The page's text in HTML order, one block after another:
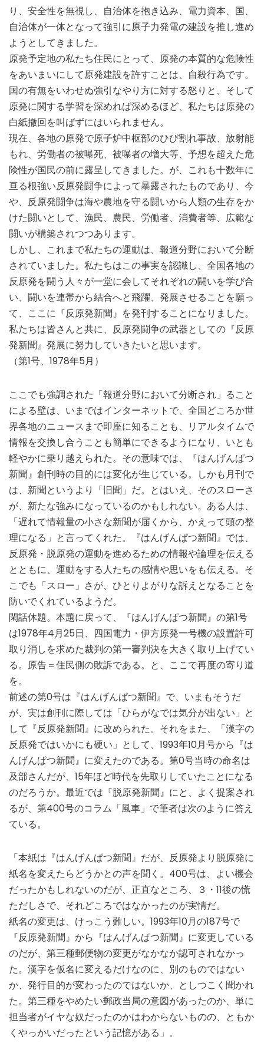
り、安全性を無視し、自治体を抱き込み、電力資本、国、
自治体が一体となって強引に原子力発電の建設を推し進め
ようとしてきました。
原発予定地の私たち住民にとって、原発の本質的な危険性
をあいまいにして原発建設を許すことは、自殺行為です。
国の有無をいわせぬ強引なやり方に対する怒りと、そして
原発に関する学習を深めれば深めるほど、私たちは原発の
白紙撤回を叫ばずにはいられません。
現在、各地の原発で原子炉中枢部のひび割れ事故、放射能
もれ、労働者の被曝死、被曝者の増大等、予想を超えた危
険性が国民の前に露呈してきました。が、これも十数年に
亘る根強い反原発闘争によって暴露されたものであり、今
や、反原発闘争は海や農地を守る闘いから人類の生存をか
けた闘いとして、漁民、農民、労働者、消費者等、広範な
闘いが構築されつつあります。
しかし、これまで私たちの運動は、報道分野において分断
されていました。私たちはこの事実を認識し、全国各地の
反原発を闘う人々が一堂に会してそれぞれの闘いを学び合
い、闘いを連帯から結合へと飛躍、発展させることを願っ
て、ここに『反原発新聞』を発刊することになりました。
私たちは皆さんと共に、反原発闘争の武器としての『反原
発新聞』発展に努力していきたいと思います。
（第1号、1978年5月）
ここでも強調された「報道分野において分断され」ること
による壁は、いまではインターネットで、全国どころか世
界各地のニュースまで即座に知ることも、リアルタイムで
情報を交換し合うことも簡単にできるようになり、いとも
軽やかに乗り越えられた。その意味では、『はんげんぱつ
新聞』創刊時の目的には変化が生じている。しかも月刊で
は、新聞というより「旧聞」だ。とはいえ、そのスローさ
が、新たな強みになっているのかもしれない。ある人は、
「遅れて情報量の小さな新聞が届くから、かえって頭の整
理になる」と言ってくれた。『はんげんぱつ新聞』では、
反原発・脱原発の運動を進めるための情報や論理を伝える
とともに、運動をする人たちの感情や思いをも伝える。そ
こでも「スロー」さが、ひとりよがりな訴えとなることを
防いでくれているようだ。
閑話休題。本題に戻って、『はんげんぱつ新聞』の第1号
は1978年4月25日、四国電力・伊方原発一号機の設置許可
取り消しを求めた裁判の第一審判決を大きく取り上げてい
る。原告＝住民側の敗訴である。と、ここで再度の寄り道
を。
前述の第0号は『はんげんぱつ新聞』で、いまもそうだ
が、実は創刊に際しては「ひらがなでは気分が出ない」と
して『反原発新聞』に改められた。それをまた、「漢字の
反原発ではいかにも硬い」として、1993年10月号から『は
んげんぱつ新聞』に変えたのである。第0号当時の命名は
及部さんだが、15年ほど時代を先取りしていたことになる
のだろうか。最近では『脱原発新聞』にと、よく提案され
るが、第400号のコラム「風車」で筆者は次のように答え
ている。
「本紙は『はんげんぱつ新聞』だが、反原発より脱原発に
紙名を変えたらどうかとの声を聞く。400号は、よい機会
だったかもしれないのだが、正直なところ、３・11後の慌
ただしさで、それどころではなかったのが実情だ。
紙名の変更は、けっこう難しい。1993年10月の187号で
『反原発新聞』から『はんげんぱつ新聞』に変更している
のだが、第三種郵便物の変更がなかなか認可されなかっ
た。漢字を仮名に変えるだけなのに、別のものではない
か、発行目的が変わったのではないか、としつこく聞かれ
た。第三種をやめたい郵政当局の意図があったのか、単に
担当者がイヤな奴だったのかはわからないものの、ともか
くやっかいだったという記憶がある」。